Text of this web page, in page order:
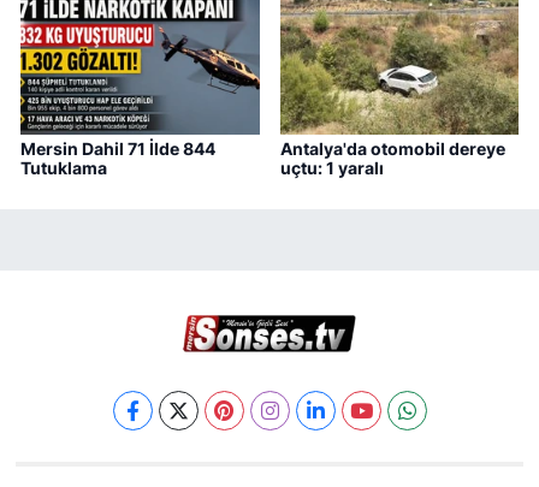
Mersin Dahil 71 İlde 844
Tutuklama
Antalya'da otomobil dereye
uçtu: 1 yaralı